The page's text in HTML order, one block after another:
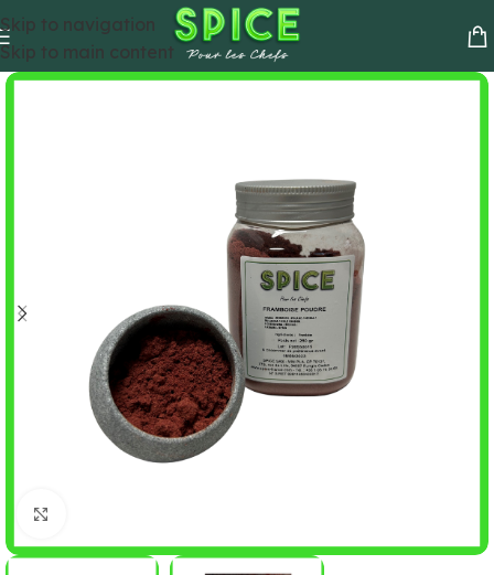
Skip to navigation
Skip to main content